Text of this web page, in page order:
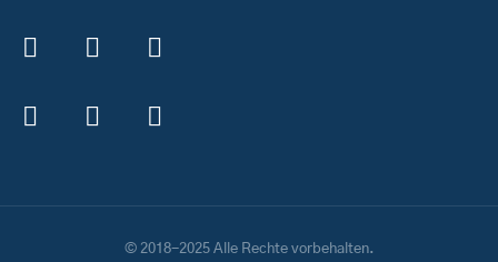
© 2018-2025 Alle Rechte vorbehalten.